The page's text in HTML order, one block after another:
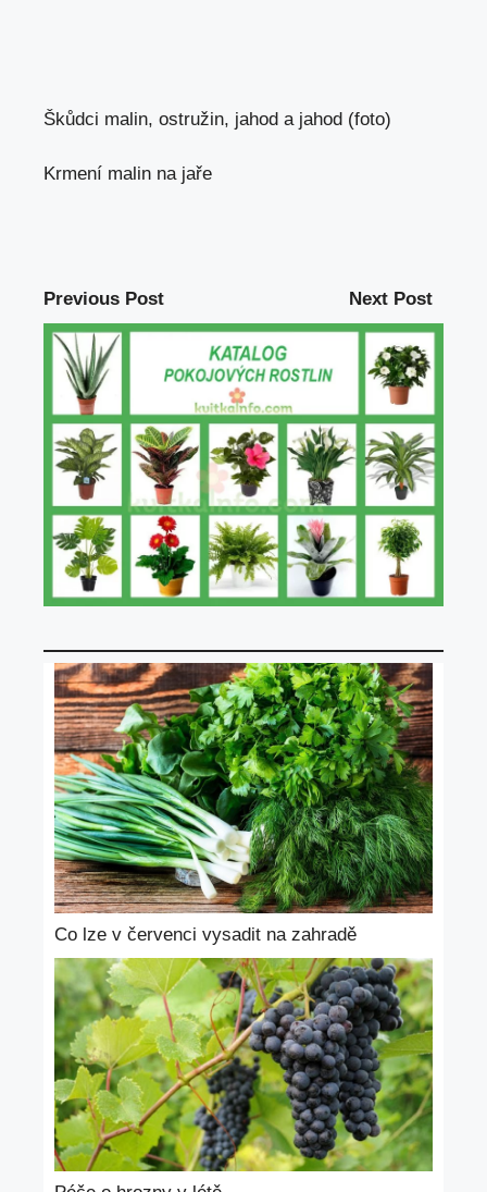
Škůdci malin, ostružin, jahod a jahod (foto)
Krmení malin na jaře
Previous Post Next Post
Co lze v červenci vysadit na zahradě